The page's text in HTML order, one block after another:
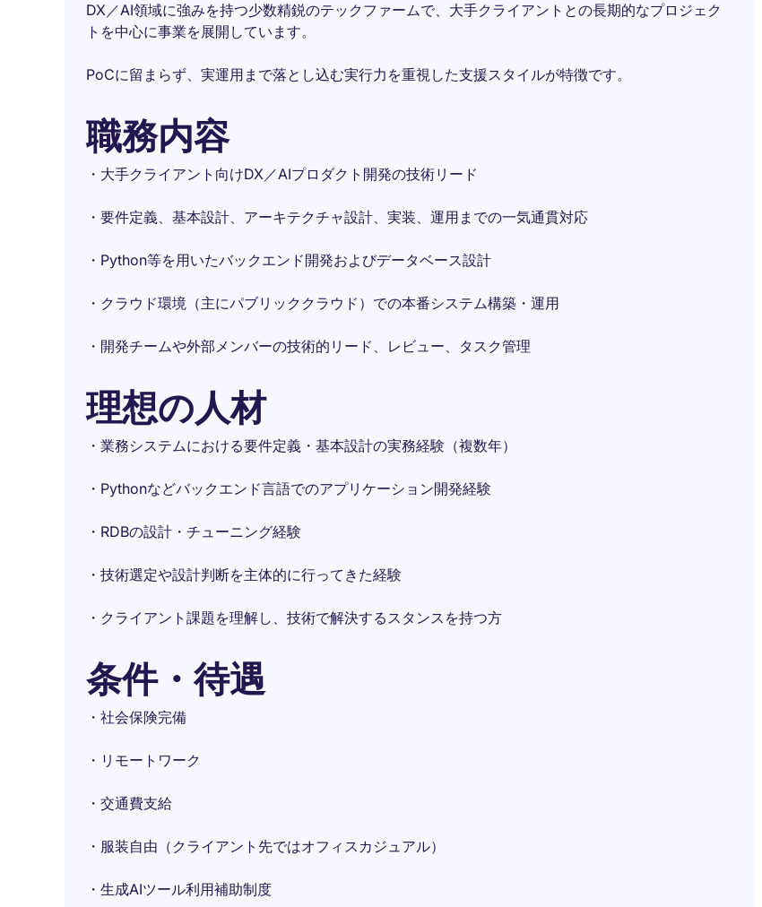
DX／AI領域に強みを持つ少数精鋭のテックファームで、大手クライアントとの長期的なプロジェク
トを中心に事業を展開しています。
PoCに留まらず、実運用まで落とし込む実行力を重視した支援スタイルが特徴です。
職務内容
・大手クライアント向けDX／AIプロダクト開発の技術リード
・要件定義、基本設計、アーキテクチャ設計、実装、運用までの一気通貫対応
・Python等を用いたバックエンド開発およびデータベース設計
・クラウド環境（主にパブリッククラウド）での本番システム構築・運用
・開発チームや外部メンバーの技術的リード、レビュー、タスク管理
理想の人材
・業務システムにおける要件定義・基本設計の実務経験（複数年）
・Pythonなどバックエンド言語でのアプリケーション開発経験
・RDBの設計・チューニング経験
・技術選定や設計判断を主体的に行ってきた経験
・クライアント課題を理解し、技術で解決するスタンスを持つ方
条件・待遇
・社会保険完備
・リモートワーク
・交通費支給
・服装自由（クライアント先ではオフィスカジュアル）
・生成AIツール利用補助制度